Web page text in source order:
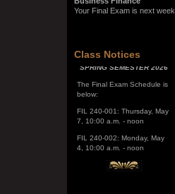
Your Final Exam is next week.
Class Notices
SPRING SEMESTER 2026
The Final Exam Schedule is
FIL 240-001: Thursday, May
FIL 240-002: Monday, May